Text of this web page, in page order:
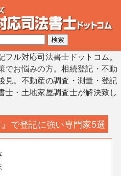
ル対応司法書士ドットコム。
でお悩みの方。相続登記・不動
見。不動産の調査・測量・登記
士・土地家屋調査士が解決致し
で登記に強い専門家5選